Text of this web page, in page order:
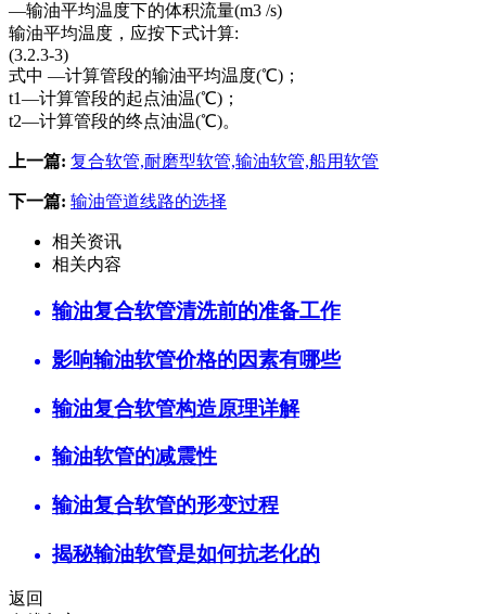
—输油平均温度下的体积流量(m3 /s)
输油平均温度，应按下式计算:
(3.2.3-3)
式中 —计算管段的输油平均温度(℃)；
t1—计算管段的起点油温(℃)；
t2—计算管段的终点油温(℃)。
上一篇: 复合软管,耐磨型软管,输油软管,船用软管
下一篇: 输油管道线路的选择
相关资讯
相关内容
输油复合软管清洗前的准备工作
影响输油软管价格的因素有哪些
输油复合软管构造原理详解
输油软管的减震性
输油复合软管的形变过程
揭秘输油软管是如何抗老化的
返回